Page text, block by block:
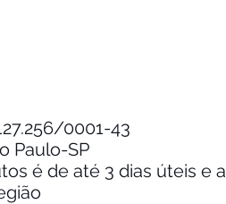
0001-43
Paulo-SP
é de até 3 dias úteis e a